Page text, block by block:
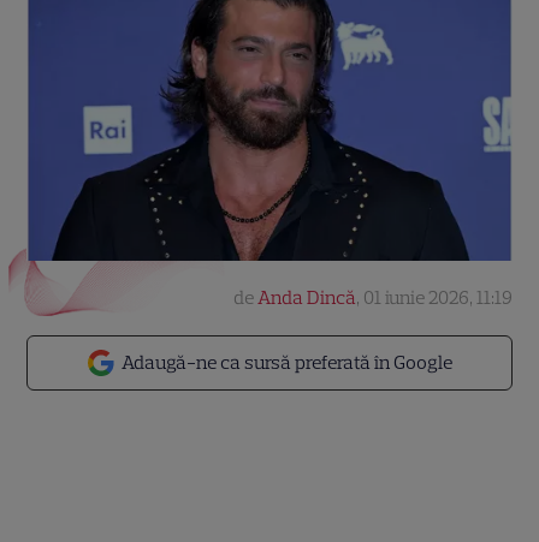
Adaugă-ne ca sursă preferată în Google
deAnda Dincă, 01 iunie 2026, 11:19